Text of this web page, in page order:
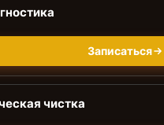
Записаться
чистка